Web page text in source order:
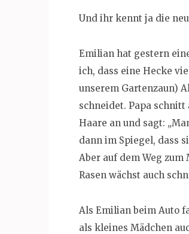
Und ihr kennt ja die
Emilian hat gestern
ich, dass eine Hecke
unserem Gartenzaun)
schneidet. Papa
Haare an und sagt:
dann im Spiegel, dass
Aber auf dem Weg zum
Rasen wächst auch
Als Emilian beim Auto
als kleines Mädchen